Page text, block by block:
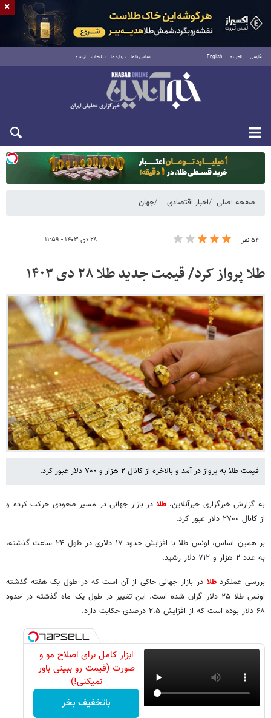
فارسی العربية English تماس با ما درباره ما تبلیغات آرشیو
یکشنبه ۱۸ مرداد ۱۴۰۵
صفحه اصلی اخبار اقتصادی جهان
۵۴ نفر ۲۸ دی ۱۴۰۳ - ۱۱:۵۹
طلا پرواز کرد/ قیمت جدید طلا ۲۸ دی ۱۴۰۳
قیمت طلا به پرواز در آمد و بالاخره از کانال ۲ هزار و ۷۰۰ دلار عبور کرد.
به گزارش خبرگزاری خبرآنلاین،طلا در بازار جهانی در مسیر صعودی حرکت کرده و
از کانال ۲۷۰۰ دلار عبور کرد.
بر همین اساس، اونس طلا با افزایش حدود ۱۷ دلاری در طول ۲۴ ساعت گذشته،
به عدد ۲ هزار و ۷۱۲ دلار رشید.
بررسی عملکردطلا در بازار جهانی حاکی از آن است که در طول یک هفته گذشته
اونس طلا ۲۵ دلار گران شده است. این تغییر در طول یک ماه گذشته در حدود
۶۸ دلار بوده است که از افزایش ۲.۵ درصدی حکایت دارد.
ابزار کامل برای اصلاح مو و
صورت (قیمت رو ببینی باور
نمیکنی!)
باتخفیف بخر
×